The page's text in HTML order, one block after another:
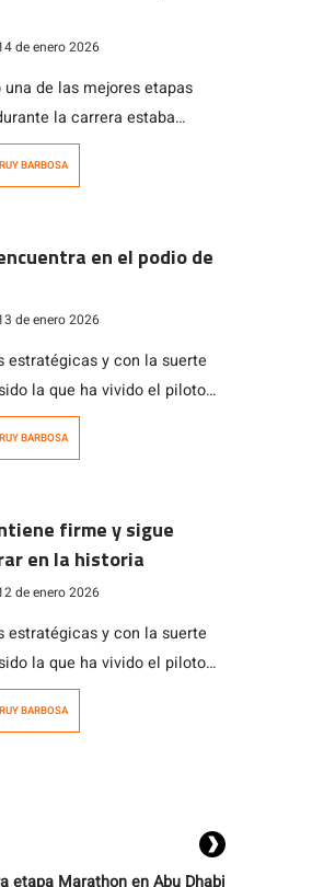
de enero 2026
de las mejores etapas
la carrera estaba
lo iban a dejar P11 en la
RUY BARBOSA
en el podio de
de enero 2026
estratégicas y con la suerte
la que ha vivido el piloto
su categoría de debutante en
RUY BARBOSA
firme y sigue
en la historia
de enero 2026
estratégicas y con la suerte
la que ha vivido el piloto
su categoría de debutante en
RUY BARBOSA
etapa Marathon en Abu Dhabi